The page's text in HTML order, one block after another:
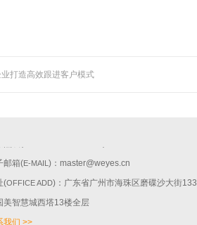
打造高效跟进客户模式
邮箱(E-MAIL)：master@weyes.cn
(OFFICE ADD)：广东省广州市海珠区磨碟沙大街133
美智慧城西塔13楼全层
我们 >>